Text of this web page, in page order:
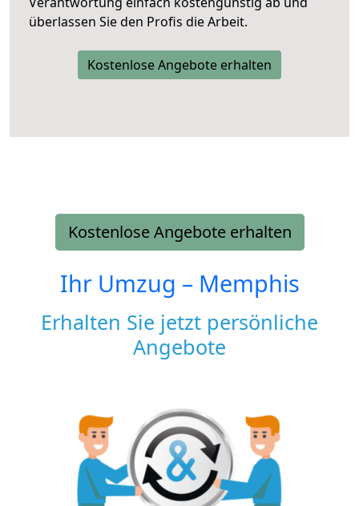
überlassen Sie den Profis die Arbeit.
Kostenlose Angebote erhalten
Kostenlose Angebote erhalten
Ihr Umzug – Memphis
Erhalten Sie jetzt persönliche
Angebote